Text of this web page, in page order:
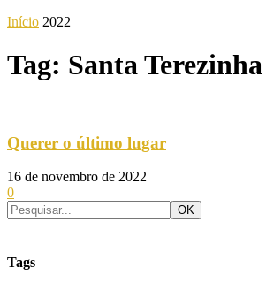
Início 2022
Tag: Santa Terezinha
Querer o último lugar
16 de novembro de 2022
0
Tags